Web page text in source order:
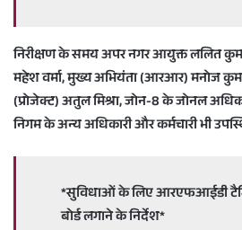
निरीक्षण के समय अपर नगर आयुक्त ललित
महेश वर्मा, मुख्य अभियंता (आरआर) मनोज
(प्रोजेक्ट) अतुल मिश्रा, जोन-8 के जोनल
निगम के अन्य अधिकारी और कर्मचारी भी
*सुविधाओं के लिए आरएफआईडी
बोर्ड लगाने के निर्देश*